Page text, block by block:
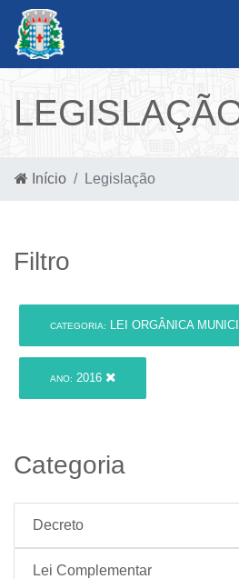
Início Legislação
Filtro
CATEGORIA: LEI ORGÂNICA
ANO: 2016
Categoria
Decreto
Lei Complementar